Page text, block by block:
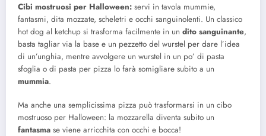
Cibi mostruosi per Halloween: servi in tavola mummie,
fantasmi, dita mozzate, scheletri e occhi sanguinolenti. Un classico
hot dog al ketchup si trasforma facilmente in un dito sanguinante,
basta tagliar via la base e un pezzetto del wurstel per dare l’idea
di un’unghia, mentre avvolgere un wurstel in un po’ di pasta
sfoglia o di pasta per pizza lo farà somigliare subito a un
mummia.
Ma anche una semplicissima pizza può trasformarsi in un cibo
mostruoso per Halloween: la mozzarella diventa subito un
fantasma se viene arricchita con occhi e bocca!